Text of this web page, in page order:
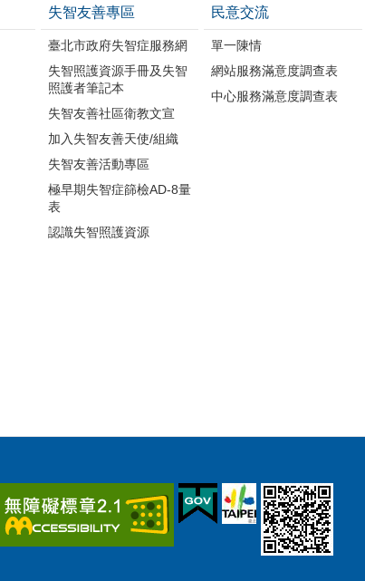
失智友善專區
臺北市政府失智症服務網
失智照護資源手冊及失智
照護者筆記本
失智友善社區衛教文宣
加入失智友善天使/組織
失智友善活動專區
極早期失智症篩檢AD-8量
表
認識失智照護資源
民意交流
單一陳情
網站服務滿意度調查表
中心服務滿意度調查表